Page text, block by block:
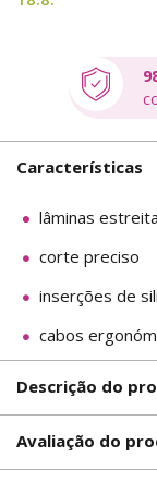
Características
lâminas
corte preciso
inserções de
cabos
Descrição do
Avaliação do